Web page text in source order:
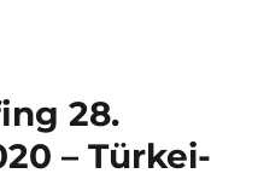
28.
– Türkei-